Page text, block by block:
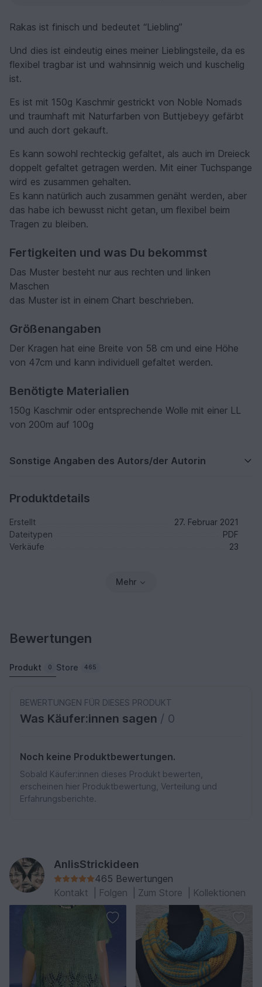
Rakas ist finisch und bedeutet “Liebling”
Und dies ist eindeutig eines meiner Lieblingsteile, da es
flexibel tragbar ist und wahnsinnig weich und kuschelig
ist.
Es ist mit 150g Kaschmir gestrickt von Noble Nomads
und traumhaft mit Naturfarben von Buttjebeyy gefärbt
und auch dort gekauft.
Es kann sowohl rechteckig gefaltet, als auch im Dreieck
doppelt gefaltet getragen werden. Mit einer Tuchspange
wird es zusammen gehalten.
Es kann natürlich auch zusammen genäht werden, aber
das habe ich bewusst nicht getan, um flexibel beim
Tragen zu bleiben.
Fertigkeiten und was Du bekommst
Das Muster besteht nur aus rechten und linken
Maschen
das Muster ist in einem Chart beschrieben.
Größenangaben
Der Kragen hat eine Breite von 58 cm und eine Höhe
von 47cm und kann individuell gefaltet werden.
Benötigte Materialien
150g Kaschmir oder entsprechende Wolle mit einer LL
von 200m auf 100g
Sonstige Angaben des Autors/der Autorin
Produktdetails
Erstellt
27. Februar 2021
Dateitypen
PDF
Verkäufe
23
Mehr
Bewertungen
Produkt 0 Store 465
BEWERTUNGEN FÜR DIESES PRODUKT
Was Käufer:innen sagen / 0
Noch keine Produktbewertungen.
Sobald Käufer:innen dieses Produkt bewerten,
erscheinen hier Produktbewertung, Verteilung und
Erfahrungsberichte.
AnlisStrickideen
465 Bewertungen
Kontakt
Folgen Zum Store Kollektionen